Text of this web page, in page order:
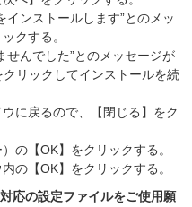
ンストールします”とのメッ
クする。
せんでした”とのメッセージが
リックしてインストールを続
に戻るので、【閉じる】をク
の【OK】をクリックする。
の【OK】をクリックする。
応の設定ファイルをご使用願